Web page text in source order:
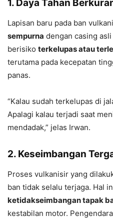
1. Daya Tahan
Lapisan baru pada ban
sempurna dengan casing
berisiko terkelupas atau
terutama pada kecepatan
panas.
“Kalau sudah terkelupas di
Apalagi kalau terjadi saat
mendadak,” jelas Irwan.
2. Keseimbangan
Proses vulkanisir yang
ban tidak selalu terjaga. Hal
ketidakseimbangan tapak
kestabilan motor.